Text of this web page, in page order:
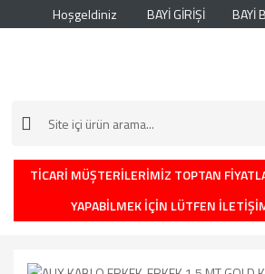
Hoşgeldiniz BAYİ GİRİŞİ BAYİ
TİCARİ MÜŞTERİLERİMİZ TOPTAN
YAPABİLMEK İÇİN LÜTFEN